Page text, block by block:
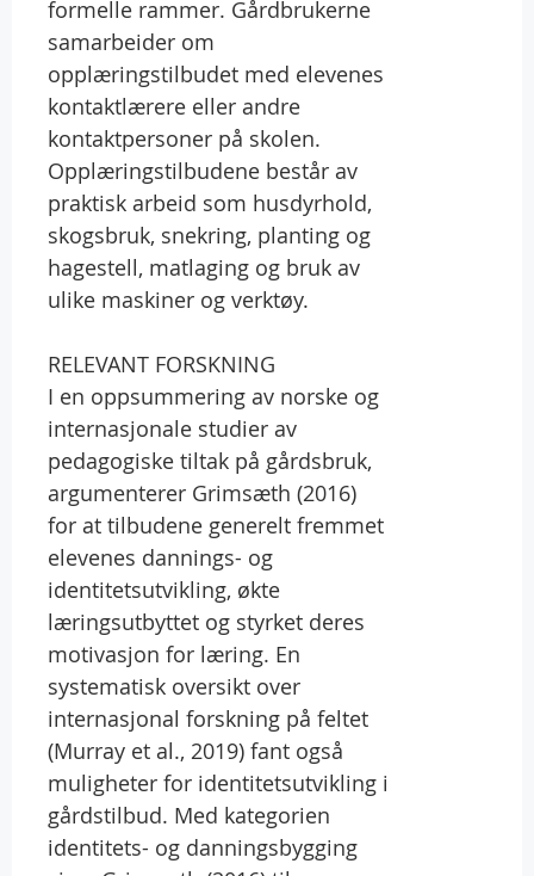
formelle rammer. Gårdbrukerne
samarbeider om
opplæringstilbudet med elevenes
kontaktlærere eller andre
kontaktpersoner på skolen.
Opplæringstilbudene består av
praktisk arbeid som husdyrhold,
skogsbruk, snekring, planting og
hagestell, matlaging og bruk av
ulike maskiner og verktøy.
RELEVANT FORSKNING
I en oppsummering av norske og
internasjonale studier av
pedagogiske tiltak på gårdsbruk,
argumenterer Grimsæth (2016)
for at tilbudene generelt fremmet
elevenes dannings- og
identitetsutvikling, økte
læringsutbyttet og styrket deres
motivasjon for læring. En
systematisk oversikt over
internasjonal forskning på feltet
(Murray et al., 2019) fant også
muligheter for identitetsutvikling i
gårdstilbud. Med kategorien
identitets- og danningsbygging